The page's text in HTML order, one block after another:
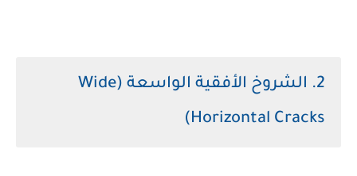
2. الشروخ الأفقية الواسعة (Wide
Horizontal Cracks)